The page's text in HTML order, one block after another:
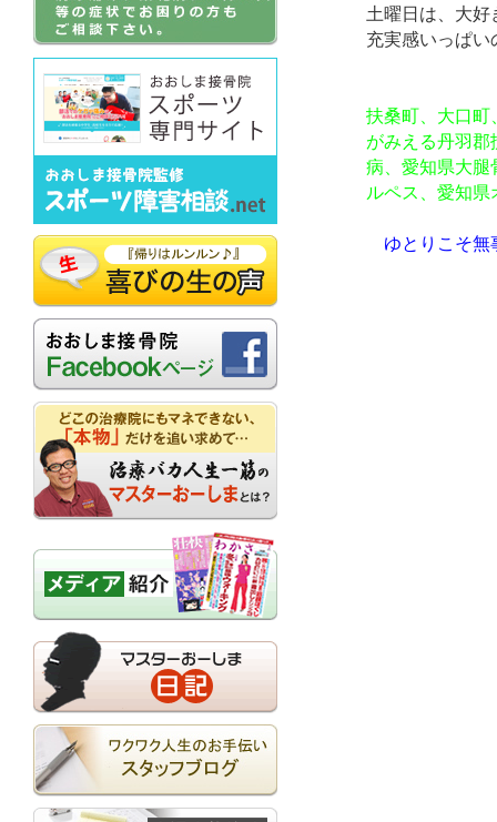
土曜日は、大好
充実感いっぱい
扶桑町、大口町
がみえる丹羽郡
病、愛知県大腿
ルペス、愛知
ゆとりこそ無